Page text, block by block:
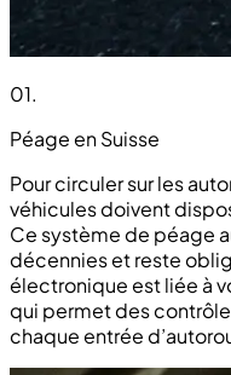
01.
Péage en Suisse
Pour circuler sur les
véhicules doivent
Ce système de péage
décennies et reste
électronique est liée à
qui permet des
chaque entrée